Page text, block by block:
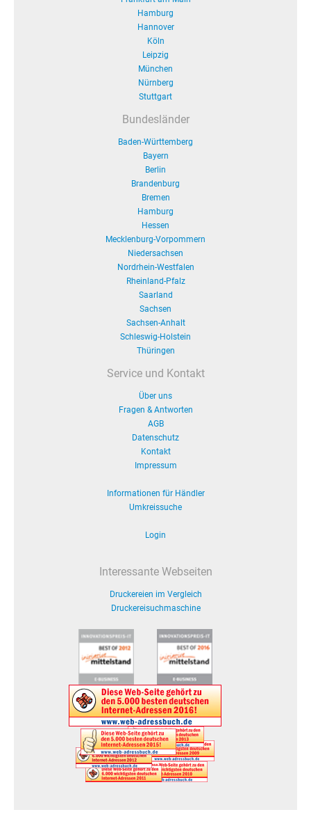
Hamburg
Hannover
Köln
Leipzig
München
Nürnberg
Stuttgart
Bundesländer
Baden-Württemberg
Bayern
Berlin
Brandenburg
Bremen
Hamburg
Hessen
Mecklenburg-Vorpommern
Niedersachsen
Nordrhein-Westfalen
Rheinland-Pfalz
Saarland
Sachsen
Sachsen-Anhalt
Schleswig-Holstein
Thüringen
Service und Kontakt
Über uns
Fragen & Antworten
AGB
Datenschutz
Kontakt
Impressum
Informationen für Händler
Umkreissuche
Login
Interessante Webseiten
Druckereien im Vergleich
Druckereisuchmaschine